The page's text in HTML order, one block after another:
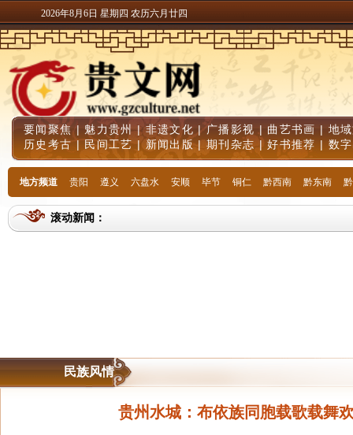
2026年8月6日 星期四 农历六月廿四
要闻聚焦| 魅力贵州|非遗文化 |广播影视 | 曲艺书画 | 地
历史考古 | 民间工艺 | 新闻出版|期刊杂志 |好书推荐 | 数
地方频道 贵阳 遵义 六盘水 安顺 毕节 铜仁 黔西南 黔东南
滚动新闻：
民族风情
贵州水城：布依族同胞载歌载舞